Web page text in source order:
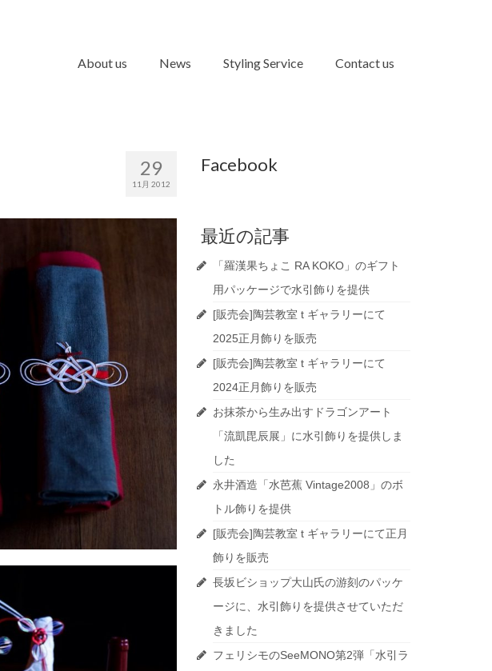
About us News Styling Service Contact us
29
11月 2012
Facebook
最近の記事
「羅漢果ちょこ RA KOKO」のギフト
用パッケージで水引飾りを提供
[販売会]陶芸教室 t ギャラリーにて
2025正月飾りを販売
[販売会]陶芸教室 t ギャラリーにて
2024正月飾りを販売
お抹茶から生み出すドラゴンアート
「流凱毘辰展」に水引飾りを提供しま
した
永井酒造「水芭蕉 Vintage2008」のボ
トル飾りを提供
[販売会]陶芸教室 t ギャラリーにて正月
飾りを販売
長坂ビショップ大山氏の游刻のパッケ
ージに、水引飾りを提供させていただ
きました
フェリシモのSeeMONO第2弾「水引ラ